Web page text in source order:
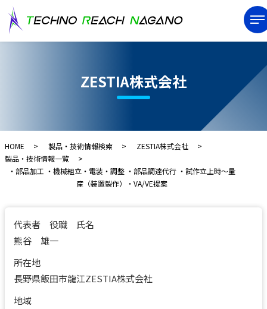
ZESTIA株式会社
HOME 製品・技術情報検索
ZESTIA株式会社
製品・技術情報一覧
・部品加工 ・機械組立・電装・調整 ・部品調達代行 ・試作立上時～量
産（装置製作）・VA/VE提案
代表者 役職 氏名
熊谷 雄一
所在地
長野県飯田市龍江ZESTIA株式会社
地域